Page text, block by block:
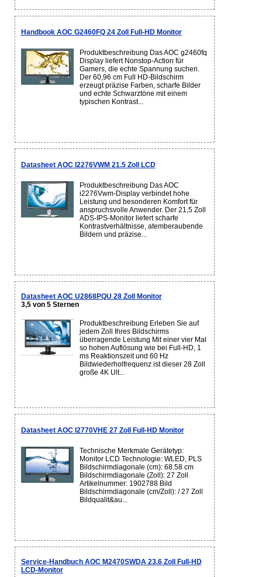
Handbook AOC G2460FQ 24 Zoll Full-HD Monitor
Produktbeschreibung Das AOC g2460fq
Display liefert Nonstop-Action für
Gamers, die echte Spannung suchen.
Der 60,96 cm Full HD-Bildschirm
erzeugt präzise Farben, scharfe Bilder
und echte Schwarztöne mit einem
typischen Kontrast...
Datasheet AOC I2276VWM 21.5 Zoll LCD
Produktbeschreibung Das AOC
i2276Vwm-Display verbindet hohe
Leistung und besonderen Komfort für
anspruchsvolle Anwender. Der 21,5 Zoll
ADS-IPS-Monitor liefert scharfe
Kontrastverhältnisse, atemberaubende
Bildern und präzise...
Datasheet AOC U2868PQU 28 Zoll Monitor
3,5 von 5 Sternen
Produktbeschreibung Erleben Sie auf
jedem Zoll Ihres Bildschirms
überragende Leistung Mit einer vier Mal
so hohen Auflösung wie bei Full-HD, 1
ms Reaktionszeit und 60 Hz
Bildwiederholfrequenz ist dieser 28 Zoll
große 4K Ult...
Datasheet AOC I2770VHE 27 Zoll Full-HD Monitor
Technische Merkmale Gerätetyp:
Monitor LCD Technologie: WLED, PLS
Bildschirmdiagonale (cm): 68.58 cm
Bildschirmdiagonale (Zoll): 27 Zoll
Artikelnummer: 1902788 Bild
Bildschirmdiagonale (cm/Zoll): / 27 Zoll
Bildqualit&au...
Service-Handbuch AOC M2470SWDA 23.6 Zoll Full-HD
LCD-Monitor